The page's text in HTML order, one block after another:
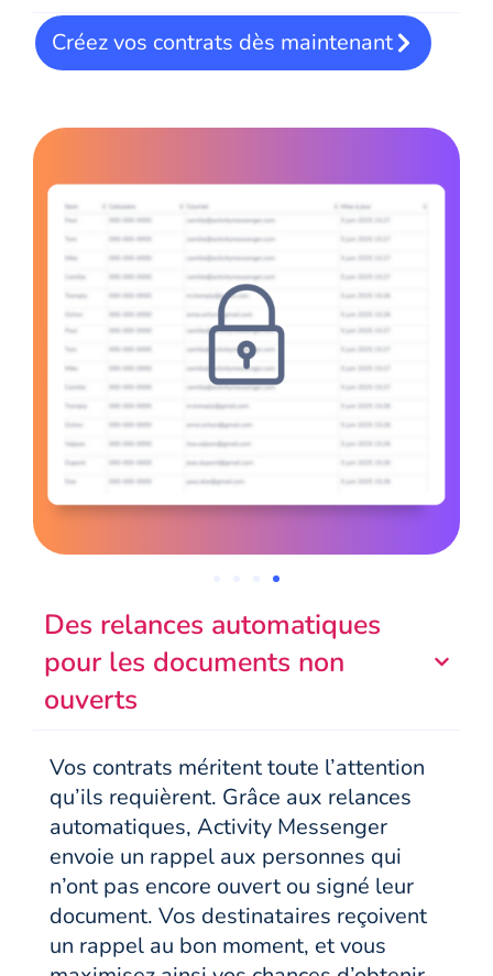
Créez vos contrats dès maintenant
Des relances automatiques
pour les documents non
ouverts
Vos contrats méritent toute l’attention
qu’ils requièrent. Grâce aux relances
automatiques, Activity Messenger
envoie un rappel aux personnes qui
n’ont pas encore ouvert ou signé leur
document. Vos destinataires reçoivent
un rappel au bon moment, et vous